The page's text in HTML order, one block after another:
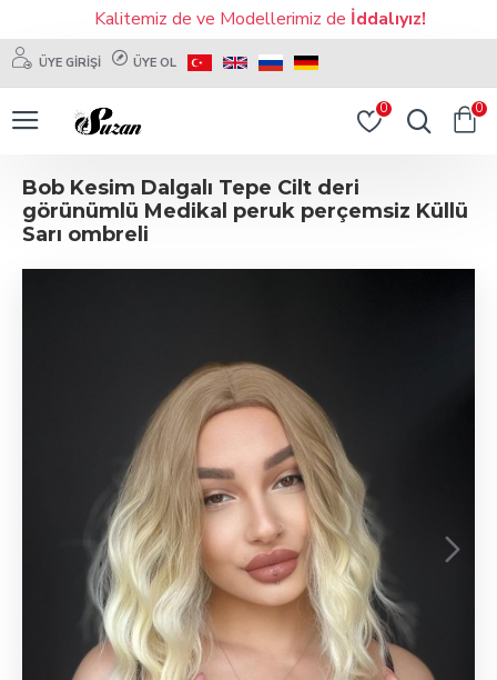
Kalitemiz de ve Modellerimiz de İddalıyız!
ÜYE GIRIŞI ÜYE OL
0 0
Bob Kesim Dalgalı Tepe Cilt deri
görünümlü Medikal peruk perçemsiz Küllü
Sarı ombreli